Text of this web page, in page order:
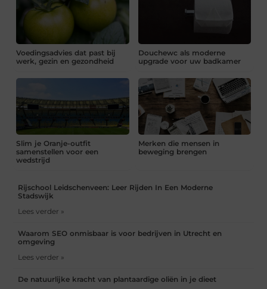
Voedingsadvies dat past bij
werk, gezin en gezondheid
Douchewc als moderne
upgrade voor uw badkamer
Slim je Oranje-outfit
samenstellen voor een
wedstrijd
Merken die mensen in
beweging brengen
Rijschool Leidschenveen: Leer Rijden In Een Moderne
Stadswijk
Lees verder »
Waarom SEO onmisbaar is voor bedrijven in Utrecht en
omgeving
Lees verder »
De natuurlijke kracht van plantaardige oliën in je dieet